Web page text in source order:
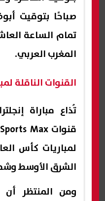
صباحًا بتوقيت
تمام الساعة
المغرب العربي.
القنوات الناقلة
تُذاع مباراة
الشرق الأوسط
ومن المنتظر